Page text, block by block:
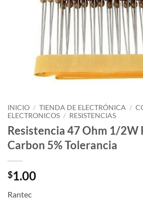
INICIO / TIENDA DE ELECTRÓNICA /
ELECTRONICOS / RESISTENCIAS
Resistencia 47 Ohm 1/2W
Carbon 5% Tolerancia
$1.00
Rantec